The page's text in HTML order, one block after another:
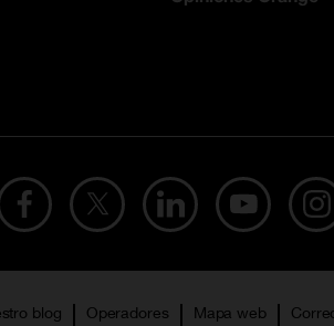
blog Operadores Mapa web